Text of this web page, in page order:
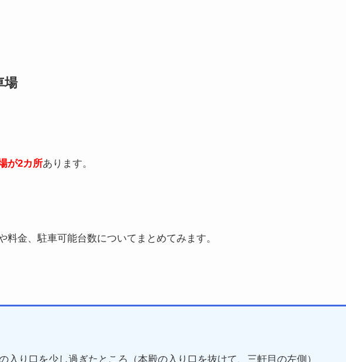
場
が2カ所あります。
料金、駐車可能台数についてまとめてみます。
入り口を少し過ぎたところ（本殿の入り口を抜けて、三軒目の左側）